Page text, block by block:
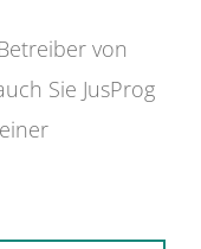
von
Sie JusProg